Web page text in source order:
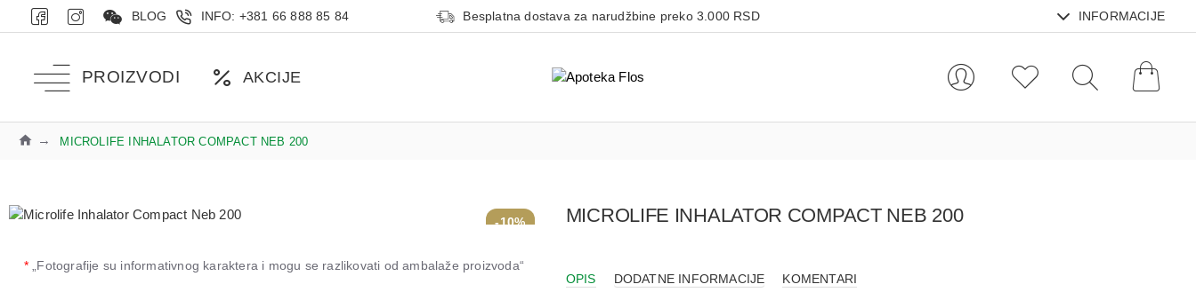
BLOG INFO: +381 66 888 85 84 Besplatna dostava za narudžbine preko 3.000 RSD INFORMACIJE
PROIZVODI AKCIJE
MICROLIFE INHALATOR COMPACT NEB 200
-10%
*„Fotografije su informativnog karaktera i mogu se razlikovati od ambalaže proizvoda“
MICROLIFE INHALATOR COMPACT NEB 200
OPIS DODATNE INFORMACIJE KOMENTARI